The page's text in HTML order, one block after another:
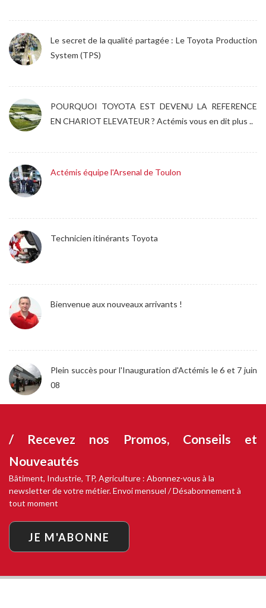
Le secret de la qualité partagée : Le Toyota Production
System (TPS)
POURQUOI TOYOTA EST DEVENU LA REFERENCE
EN CHARIOT ELEVATEUR ? Actémis vous en dit plus ..
Actémis équipe l'Arsenal de Toulon
Technicien itinérants Toyota
Bienvenue aux nouveaux arrivants !
Plein succès pour l'Inauguration d'Actémis le 6 et 7 juin
08
/ Recevez nos Promos, Conseils et
Nouveautés
Bâtiment, Industrie, TP, Agriculture : Abonnez-vous à la
newsletter de votre métier. Envoi mensuel / Désabonnement à
tout moment
JE M'ABONNE